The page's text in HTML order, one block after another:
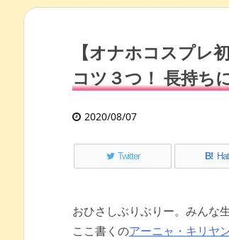
【オナホコスプレ
コツ３つ！ 長持ち
2020/08/07
Twitter B!
おひさしぶりぶりー。みんな
ここ書くのアーニャ・キリヤ